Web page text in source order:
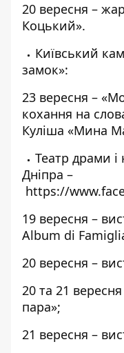
20 вересня –
Коцький».
Київський
замок»:
23 вересня –
кохання на
Куліша «Мина
Театр драми і
Дніпра –
https://
19 вересня –
Album di
20 вересня –
20 та 21
пара»;
21 вересня –